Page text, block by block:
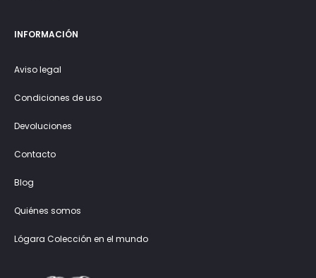
INFORMACIÓN
Aviso legal
Condiciones de uso
Devoluciones
Contacto
Blog
Quiénes somos
Lógara Colección en el mundo